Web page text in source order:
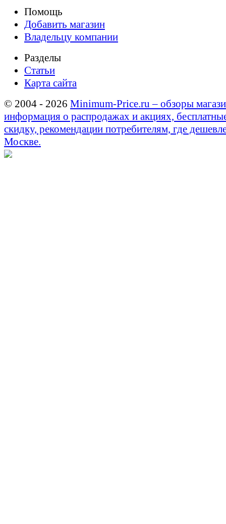
Помощь
Добавить магазин
Владельцу компании
Разделы
Статьи
Карта сайта
© 2004 - 2026 Minimum-Price.ru – обзоры
информация о распродажах и акциях,
скидку, рекомендации потребителям, где
Москве.